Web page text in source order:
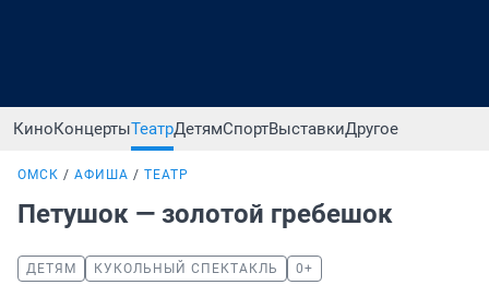
КиноКонцертыТеатрДетямСпортВыставкиДругое
ОМСК АФИША ТЕАТР
Петушок — золотой гребешок
ДЕТЯМ КУКОЛЬНЫЙ СПЕКТАКЛЬ 0+